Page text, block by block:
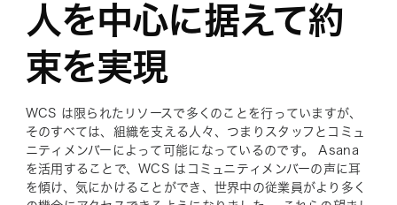
人を中心に据えて約
束を実現
WCS は限られたリソースで多くのことを行っていますが、
そのすべては、組織を支える人々、つまりスタッフとコミュ
ニティメンバーによって可能になっているのです。 Asana
を活用することで、WCS はコミュニティメンバーの声に耳
を傾け、気にかけることができ、世界中の従業員がより多く